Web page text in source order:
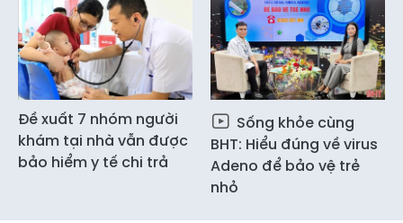
Đề xuất 7 nhóm người
khám tại nhà vẫn được
bảo hiểm y tế chi trả
Sống khỏe cùng
BHT: Hiểu đúng về virus
Adeno để bảo vệ trẻ
nhỏ